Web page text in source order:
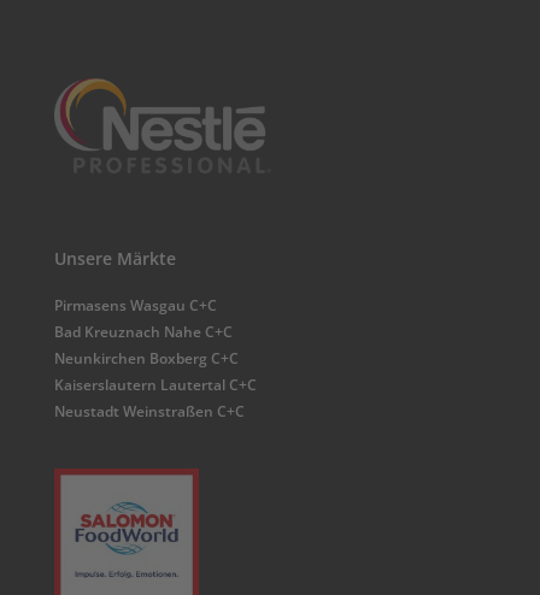
Unsere Märkte
Pirmasens Wasgau C+C
Bad Kreuznach Nahe C+C
Neunkirchen Boxberg C+C
Kaiserslautern Lautertal C+C
Neustadt Weinstraßen C+C